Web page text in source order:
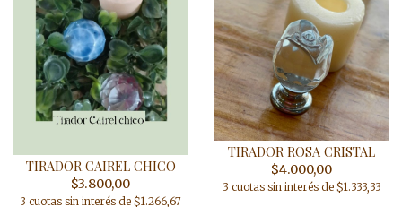
TIRADOR CAIREL CHICO
$3.800,00
3 cuotas sin interés de $1.266,67
TIRADOR ROSA CRISTAL
$4.000,00
3 cuotas sin interés de $1.333,33